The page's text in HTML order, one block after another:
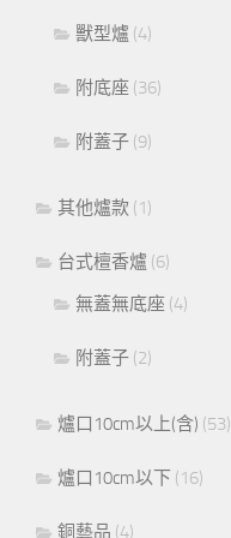
獸型爐 (4)
附底座 (36)
附蓋子 (9)
其他爐款 (1)
台式檀香爐 (6)
無蓋無底座 (4)
附蓋子 (2)
爐口10cm以上(含) (53)
爐口10cm以下 (16)
銅藝品 (4)